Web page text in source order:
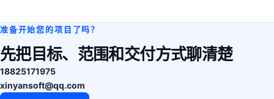
准备开始您的项目了吗？
先把目标、范围和交付方式聊清楚
18825171975
xinyansoft@qq.com